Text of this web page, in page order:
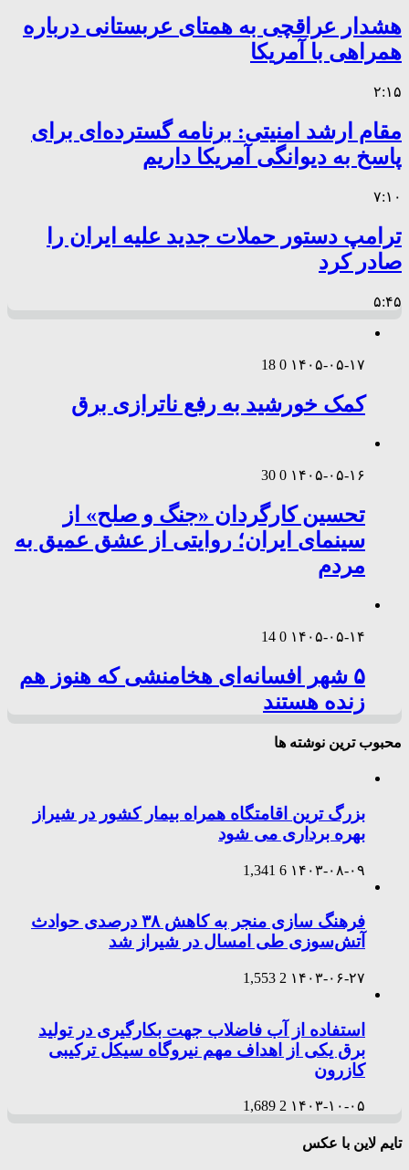
هشدار عراقچی به همتای عربستانی درباره
همراهی با آمریکا
۲:۱۵
مقام ارشد امنیتی: برنامه گسترده‌ای برای
پاسخ به دیوانگی آمریکا داریم
۷:۱۰
ترامپ دستور حملات جدید علیه ایران را
صادر کرد
۵:۴۵
۱۴۰۵-۰۵-۱۷ 0
18
کمک خورشید به رفع ناترازی برق
۱۴۰۵-۰۵-۱۶ 0
30
تحسین کارگردان «جنگ و صلح» از
سینمای ایران؛ روایتی از عشق عمیق به
مردم
۱۴۰۵-۰۵-۱۴ 0
14
۵ شهر افسانه‌ای هخامنشی که هنوز هم
زنده هستند
محبوب ترین نوشته ها
بزرگ ترین اقامتگاه همراه بیمار کشور در شیراز
بهره برداری می شود
۱۴۰۳-۰۸-۰۹ 6
1,341
فرهنگ سازی منجر به کاهش ۳۸ درصدی حوادث
آتش‌سوزی طی امسال در شیراز شد
۱۴۰۳-۰۶-۲۷ 2
1,553
استفاده از آب فاضلاب جهت بکارگیری در تولید
برق یکی از اهداف مهم نیروگاه سیکل ترکیبی
کازرون
۱۴۰۳-۱۰-۰۵ 2
1,689
تایم لاین با عکس